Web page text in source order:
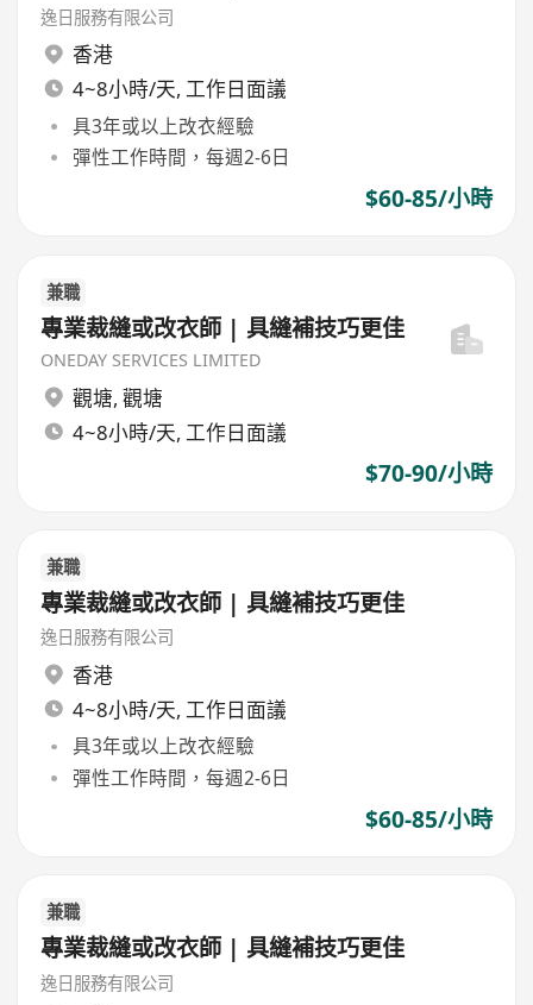
逸日服務有限公司
香港
4~8小時/天, 工作日面議
具3年或以上改衣經驗
彈性工作時間，每週2-6日
$60-85/小時
兼職
專業裁縫或改衣師 | 具縫補技巧更佳
ONEDAY SERVICES LIMITED
觀塘, 觀塘
4~8小時/天, 工作日面議
$70-90/小時
兼職
專業裁縫或改衣師 | 具縫補技巧更佳
逸日服務有限公司
香港
4~8小時/天, 工作日面議
具3年或以上改衣經驗
彈性工作時間，每週2-6日
$60-85/小時
兼職
專業裁縫或改衣師 | 具縫補技巧更佳
逸日服務有限公司